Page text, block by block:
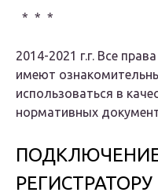
* * *
2014-2021 г.г. Все
имеют
использоваться в
нормативных
РЕГИСТРАТОРУ